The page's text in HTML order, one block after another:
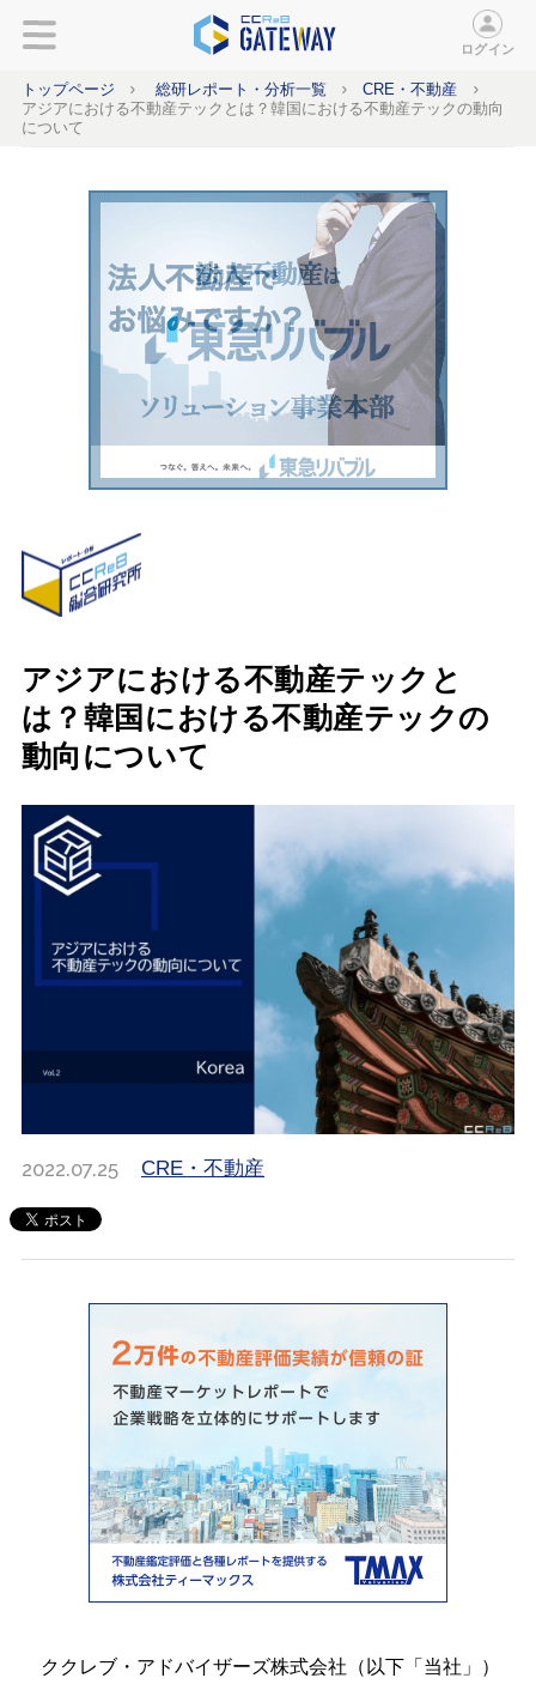
ログイン
トップページ 総研レポート・分析一覧
CRE・不動産
アジアにおける不動産テックとは？韓国における不動産テックの動向
について
アジアにおける不動産テックと
は？韓国における不動産テックの
動向について
2022.07.25 CRE・不動産
ククレブ・アドバイザーズ株式会社（以下「当社」）